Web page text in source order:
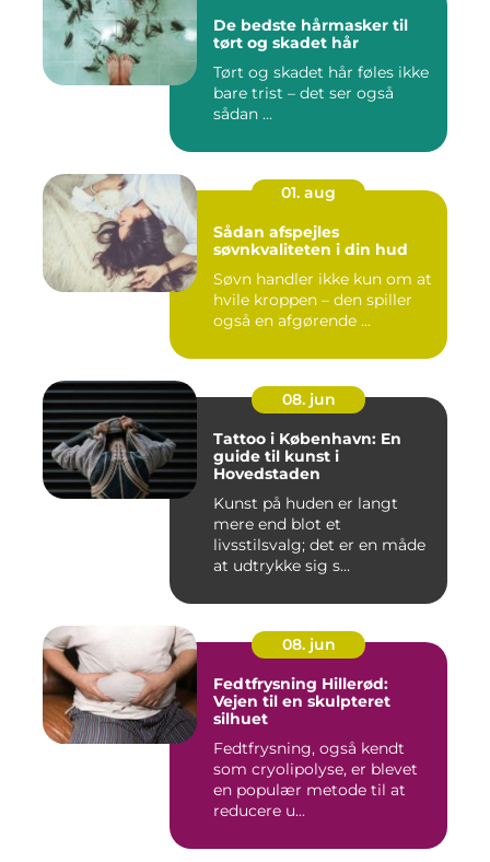
De bedste hårmasker til
tørt og skadet hår
Tørt og skadet hår føles ikke
bare trist – det ser også
sådan ...
01. aug
Sådan afspejles
søvnkvaliteten i din hud
Søvn handler ikke kun om at
hvile kroppen – den spiller
også en afgørende ...
08. jun
Tattoo i København: En
guide til kunst i
Hovedstaden
Kunst på huden er langt
mere end blot et
livsstilsvalg; det er en måde
at udtrykke sig s...
08. jun
Fedtfrysning Hillerød:
Vejen til en skulpteret
silhuet
Fedtfrysning, også kendt
som cryolipolyse, er blevet
en populær metode til at
reducere u...